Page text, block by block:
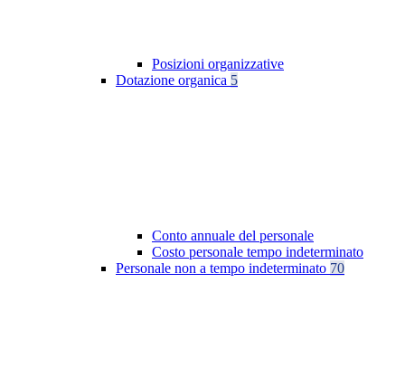
Posizioni organizzative
Dotazione organica 5
Conto annuale del personale
Costo personale tempo indeterminato
Personale non a tempo indeterminato 70